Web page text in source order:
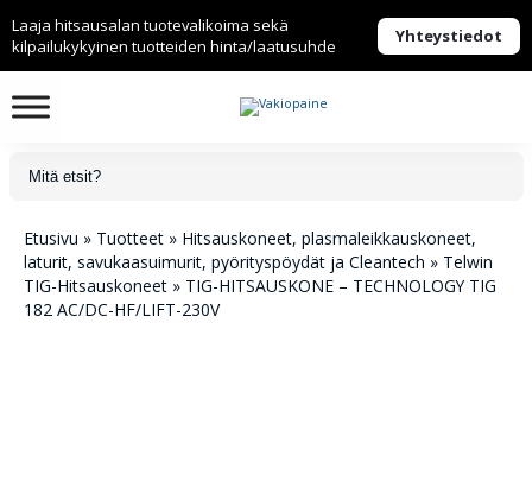
Laaja hitsausalan tuotevalikoima sekä
kilpailukykyinen tuotteiden hinta/laatusuhde
Yhteystiedot
Etusivu » Tuotteet » Hitsauskoneet, plasmaleikkauskoneet,
laturit, savukaasuimurit, pyörityspöydät ja Cleantech » Telwin
TIG-Hitsauskoneet » TIG-HITSAUSKONE – TECHNOLOGY TIG
182 AC/DC-HF/LIFT-230V